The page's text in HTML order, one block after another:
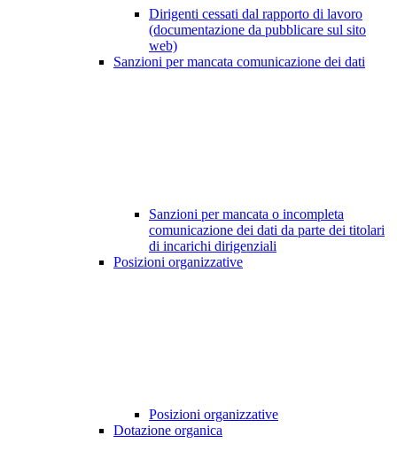
Dirigenti cessati dal rapporto di lavoro
(documentazione da pubblicare sul sito
web)
Sanzioni per mancata comunicazione dei dati
Sanzioni per mancata o incompleta
comunicazione dei dati da parte dei titolari
di incarichi dirigenziali
Posizioni organizzative
Posizioni organizzative
Dotazione organica